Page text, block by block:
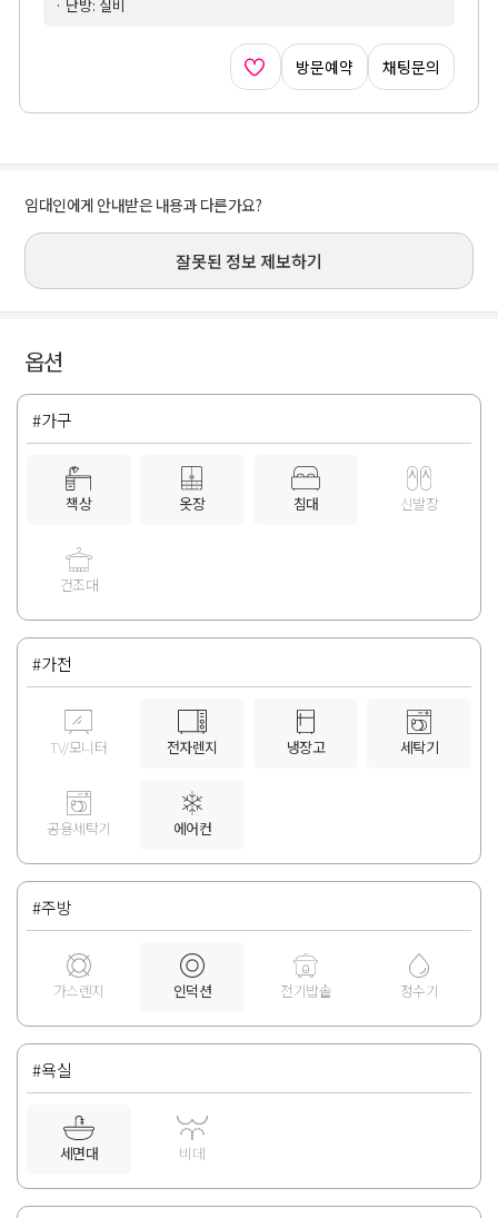
· 난방: 실비
방문예약 채팅문의
임대인에게 안내받은 내용과 다른가요?
잘못된 정보 제보하기
옵션
#가구
책상 옷장 침대 신발장
건조대
#가전
TV/모니터 전자렌지 냉장고 세탁기
공용세탁기 에어컨
#주방
가스렌지 인덕션 전기밥솥 정수기
#욕실
세면대 비데